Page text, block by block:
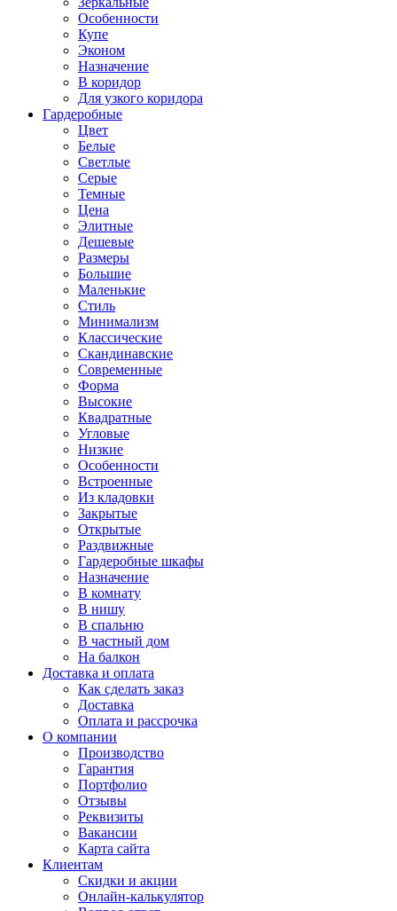
Особенности
Купе
Эконом
Назначение
В коридор
Для узкого коридора
Гардеробные
Цвет
Белые
Светлые
Серые
Темные
Цена
Элитные
Дешевые
Размеры
Большие
Маленькие
Стиль
Минимализм
Классические
Скандинавские
Современные
Форма
Высокие
Квадратные
Угловые
Низкие
Особенности
Встроенные
Из кладовки
Закрытые
Открытые
Раздвижные
Гардеробные шкафы
Назначение
В комнату
В нишу
В спальню
В частный дом
На балкон
Доставка и оплата
Как сделать заказ
Доставка
Оплата и рассрочка
О компании
Производство
Гарантия
Портфолио
Отзывы
Реквизиты
Вакансии
Карта сайта
Клиентам
Скидки и акции
Онлайн-калькулятор